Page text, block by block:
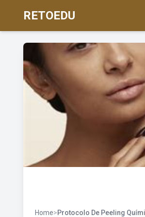
RETOEDU
Home>Protocolo De Peeling